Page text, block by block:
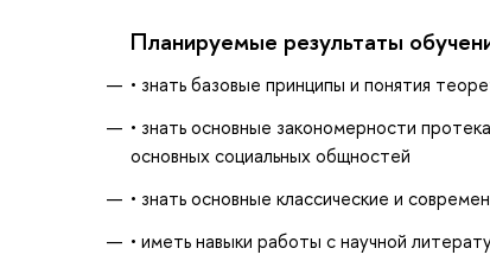
Планируемые результаты
• знать базовые принципы и понятия
• знать основные закономерности
основных социальных общностей
• знать основные классические и
• иметь навыки работы с научной